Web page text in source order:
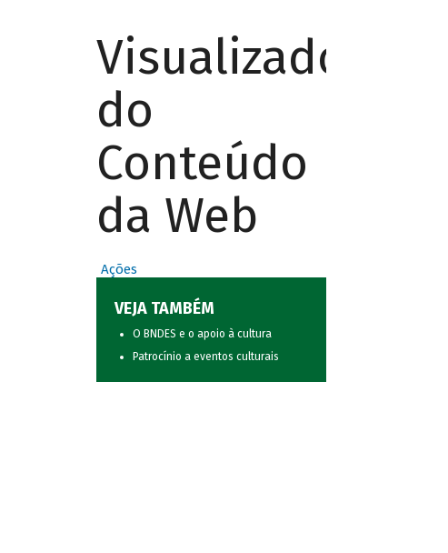
Visualizador
do
Conteúdo
da Web
Ações
VEJA TAMBÉM
O BNDES e o apoio à cultura
Patrocínio a eventos culturais